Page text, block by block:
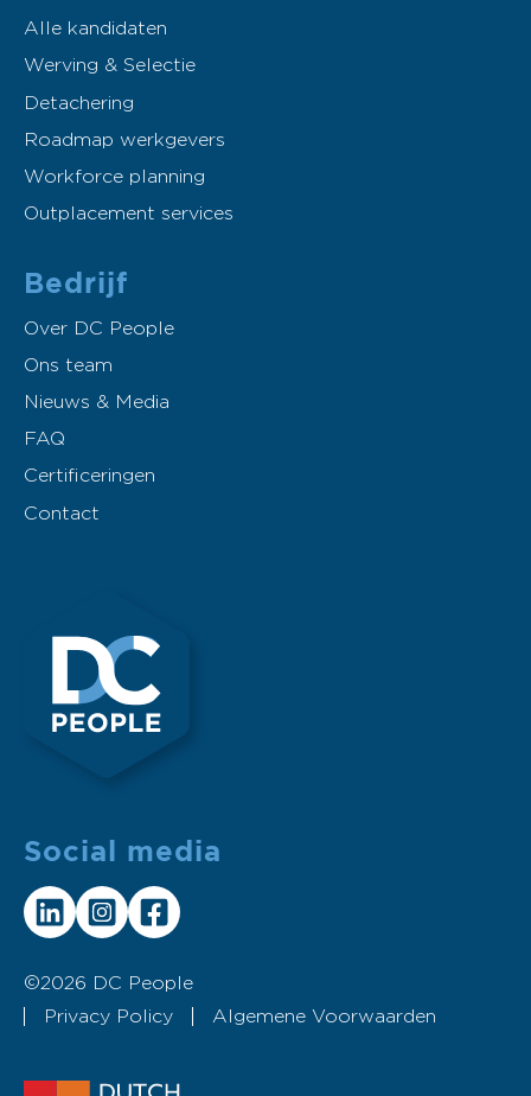
Alle kandidaten
Werving & Selectie
Detachering
Roadmap werkgevers
Workforce planning
Outplacement services
Bedrijf
Over DC People
Ons team
Nieuws & Media
FAQ
Certificeringen
Contact
Social media
©2026 DC People
Privacy Policy
Algemene Voorwaarden